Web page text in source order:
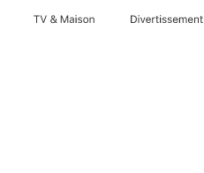
TV & Maison Divertissements